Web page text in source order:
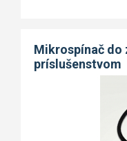
Mikrospínač do
príslušenstvom